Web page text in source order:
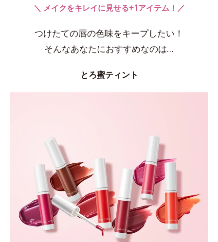
＼ メイクをキレイに見せる+1アイテム！／
つけたての唇の色味をキープしたい！
そんなあなたにおすすめなのは…
とろ蜜ティント